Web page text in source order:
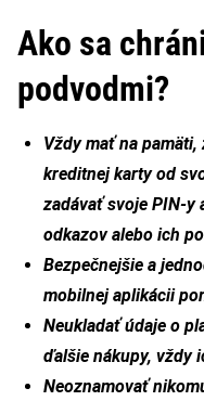
Ako sa
podvodmi?
Vždy mať na
kreditnej karty od
zadávať svoje PIN-y
odkazov alebo ich
Bezpečnejšie a
mobilnej aplikácii
Neukladať údaje o
ďalšie nákupy, vždy
Neoznamovať